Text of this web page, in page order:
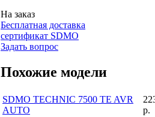
На заказ
Бесплатная доставка
сертификат SDMO
Задать вопрос
Похожие модели
SDMO TECHNIC 7500 TE AVR
AUTO
р.